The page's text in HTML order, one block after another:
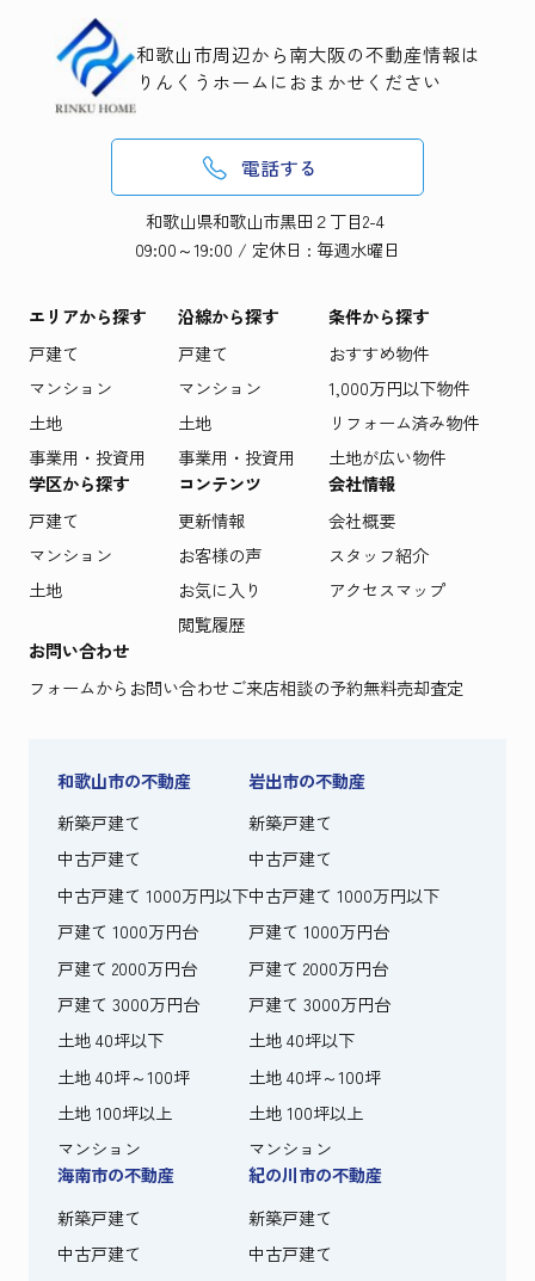
和歌山市周辺から南大阪の不動産情報は
りんくうホームにおまかせください
電話する
和歌山県和歌山市黒田２丁目2-4
09:00～19:00 / 定休日 : 毎週水曜日
エリアから探す
戸建て
マンション
土地
事業用・投資用
沿線から探す
戸建て
マンション
土地
事業用・投資用
条件から探す
おすすめ物件
1,000万円以下物件
リフォーム済み物件
土地が広い物件
学区から探す
戸建て
マンション
土地
コンテンツ
更新情報
お客様の声
お気に入り
閲覧履歴
会社情報
会社概要
スタッフ紹介
アクセスマップ
お問い合わせ
フォームからお問い合わせご来店相談の予約無料売却査定
和歌山市の不動産
新築戸建て
中古戸建て
中古戸建て 1000万円以下
戸建て 1000万円台
戸建て 2000万円台
戸建て 3000万円台
土地 40坪以下
土地 40坪～100坪
土地 100坪以上
マンション
岩出市の不動産
新築戸建て
中古戸建て
中古戸建て 1000万円以下
戸建て 1000万円台
戸建て 2000万円台
戸建て 3000万円台
土地 40坪以下
土地 40坪～100坪
土地 100坪以上
マンション
海南市の不動産
新築戸建て
中古戸建て
紀の川市の不動産
新築戸建て
中古戸建て